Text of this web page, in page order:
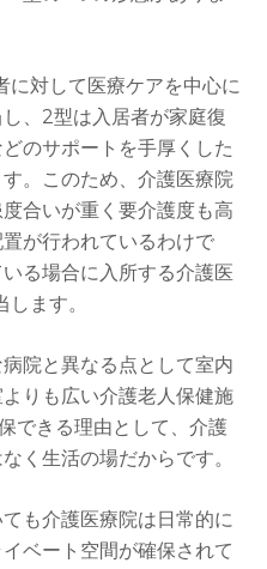
に対して医療ケアを中心に
、2型は入居者が家庭復
のサポートを手厚くした
。このため、介護医療院
合いが重く要介護度も高
が行われているわけで
る場合に入所する介護医
ます。
院と異なる点として室内
りも広い介護老人保健施
できる理由として、介護
く生活の場だからです。
も介護医療院は日常的に
ベート空間が確保されて